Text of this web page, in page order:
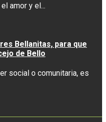
amor y el...
Bellanitas, para que
de Bello
social o comunitaria, es